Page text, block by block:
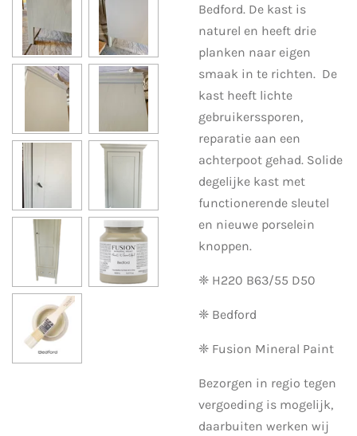
Bedford. De kast is
naturel en heeft drie
planken naar eigen
smaak in te richten. De
kast heeft lichte
gebruikerssporen,
reparatie aan een
achterpoot gehad. Solide
degelijke kast met
functionerende sleutel
en nieuwe porselein
knoppen.
❈ H220 B63/55 D50
❈ Bedford
❈ Fusion Mineral Paint
Bezorgen in regio tegen
vergoeding is mogelijk,
daarbuiten werken wij